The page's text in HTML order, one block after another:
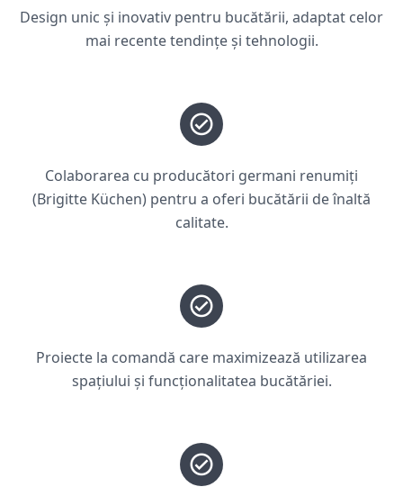
Design unic și inovativ pentru bucătării, adaptat celor
mai recente tendințe și tehnologii.
Colaborarea cu producători germani renumiți
(Brigitte Küchen) pentru a oferi bucătării de înaltă
calitate.
Proiecte la comandă care maximizează utilizarea
spațiului și funcționalitatea bucătăriei.